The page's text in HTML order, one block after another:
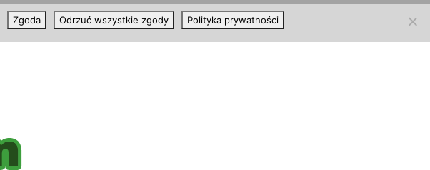
Zgoda Odrzuć wszystkie zgody Polityka prywatności